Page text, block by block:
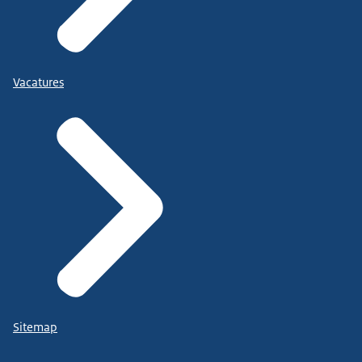
Vacatures
Sitemap